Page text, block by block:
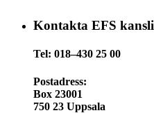
Kontakta EFS kansli
Tel: 018–430 25 00
Postadress:
Box 23001
750 23 Uppsala